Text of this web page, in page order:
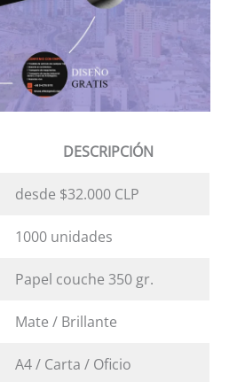
DESCRIPCIÓN
desde $32.000 CLP
1000 unidades
Papel couche 350 gr.
Mate / Brillante
A4 / Carta / Oficio